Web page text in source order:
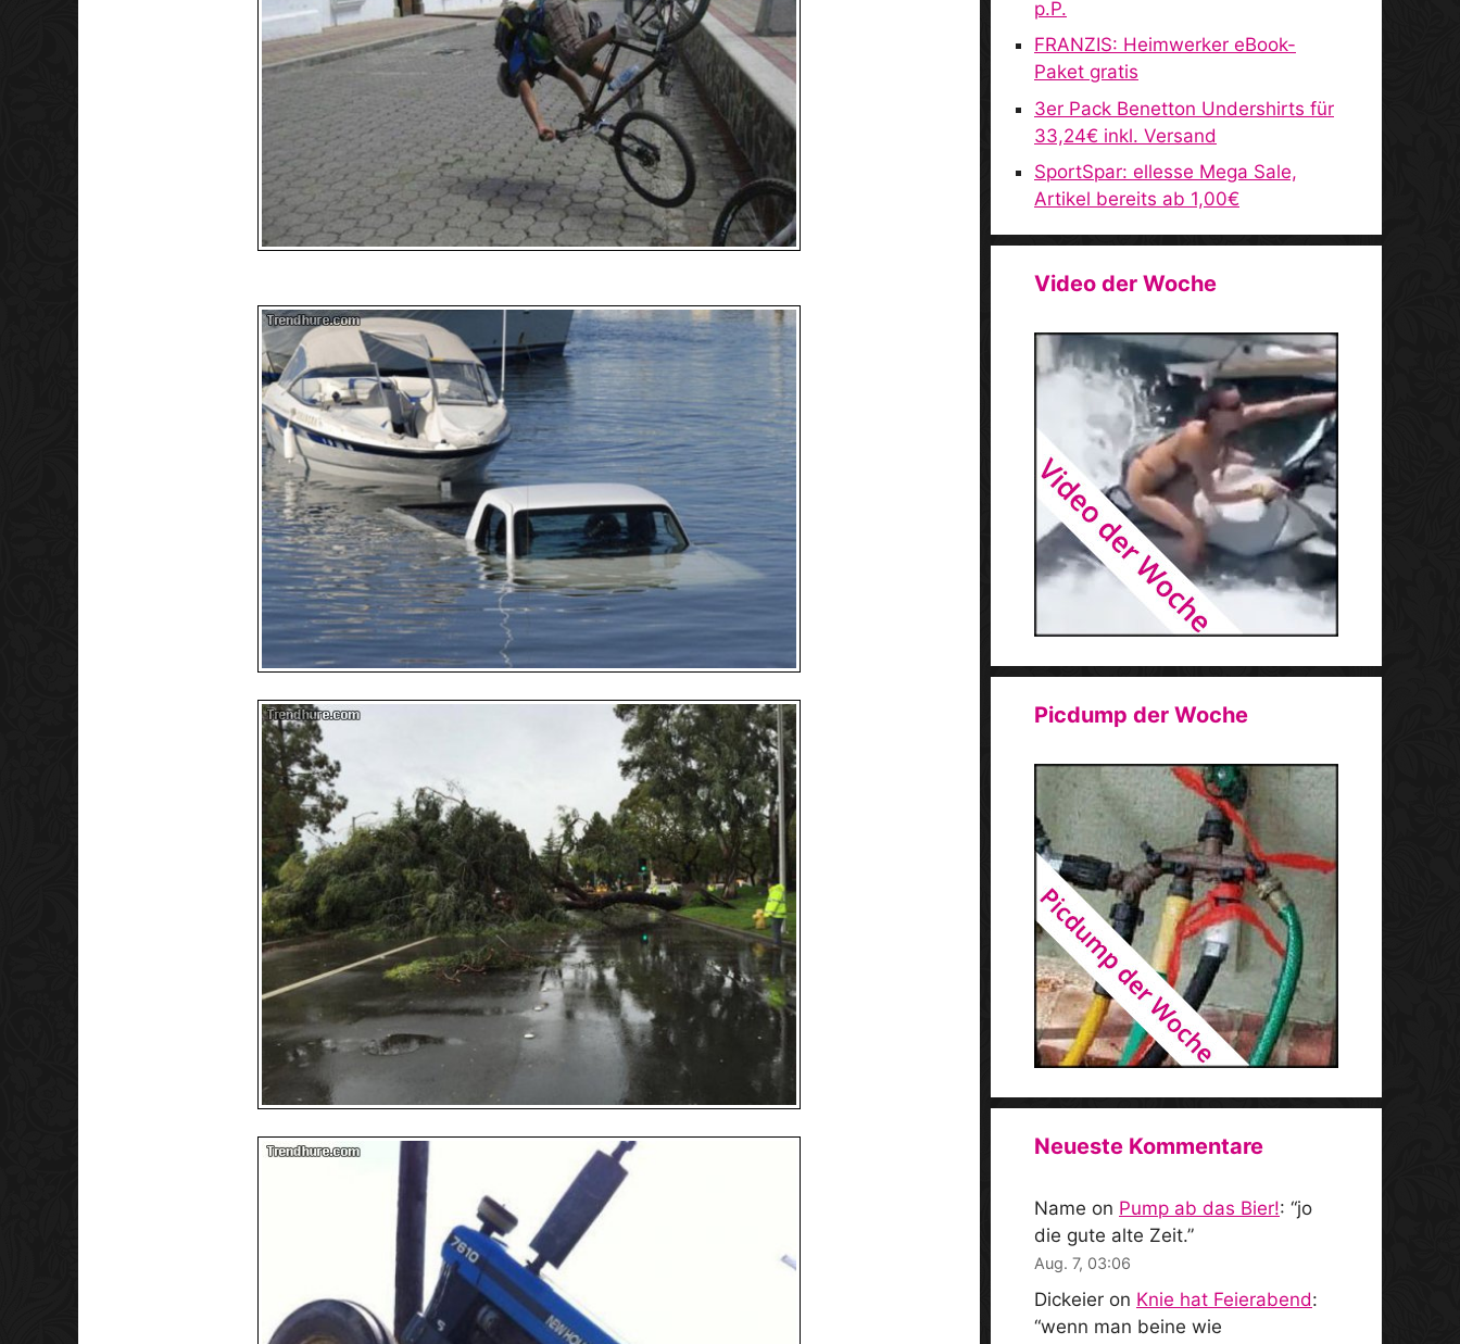
p.P.
FRANZIS: Heimwerker eBook-
Paket gratis
3er Pack Benetton Undershirts für
33,24€ inkl. Versand
SportSpar: ellesse Mega Sale,
Artikel bereits ab 1,00€
Video der Woche
Picdump der Woche
Neueste Kommentare
Name on Pump ab das Bier!: “jo
die gute alte Zeit.”
Aug. 7, 03:06
Dickeier on Knie hat Feierabend:
“wenn man beine wie